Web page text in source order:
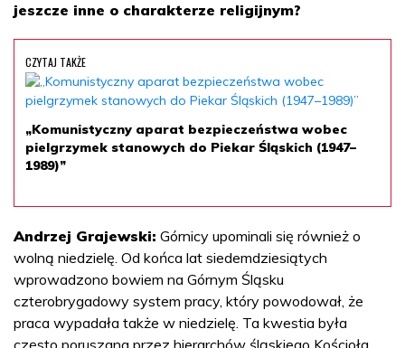
jeszcze inne o charakterze religijnym?
CZYTAJ TAKŻE
„Komunistyczny aparat bezpieczeństwa wobec
pielgrzymek stanowych do Piekar Śląskich (1947–
1989)”
Andrzej Grajewski: Górnicy upominali się również o
wolną niedzielę. Od końca lat siedemdziesiątych
wprowadzono bowiem na Górnym Śląsku
czterobrygadowy system pracy, który powodował, że
praca wypadała także w niedzielę. Ta kwestia była